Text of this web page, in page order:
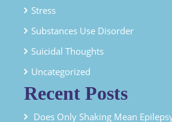
Stress
Substances Use Disorder
Suicidal Thoughts
Uncategorized
Recent Posts
Does Only Shaking Mean